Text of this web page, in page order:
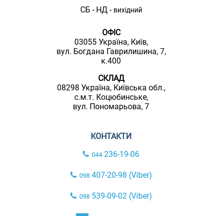
СБ - НД - вихідний
ОФІС
03055 Україна, Київ,
вул. Богдана Гаврилишина, 7,
к.400
СКЛАД
08298 Україна, Київська обл.,
с.м.т. Коцюбинське,
вул. Пономарьова, 7
КОНТАКТИ
044 236-19-06
098407-20-98 (Viber)
098539-09-02 (Viber)